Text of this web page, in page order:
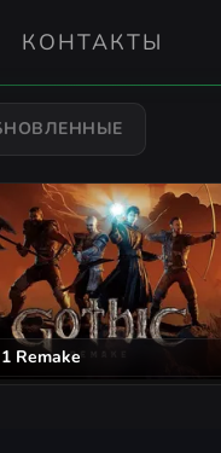
КОНТАКТЫ
Remake